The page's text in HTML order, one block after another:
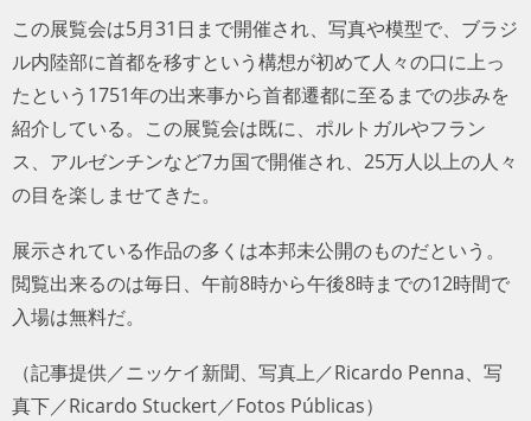
この展覧会は5月31日まで開催され、写真や模型で、ブラジ
ル内陸部に首都を移すという構想が初めて人々の口に上っ
たという1751年の出来事から首都遷都に至るまでの歩みを
紹介している。この展覧会は既に、ポルトガルやフラン
ス、アルゼンチンなど7カ国で開催され、25万人以上の人々
の目を楽しませてきた。
展示されている作品の多くは本邦未公開のものだという。
閲覧出来るのは毎日、午前8時から午後8時までの12時間で
入場は無料だ。
（記事提供／ニッケイ新聞、写真上／Ricardo Penna、写真
下／Ricardo Stuckert／Fotos Públicas）